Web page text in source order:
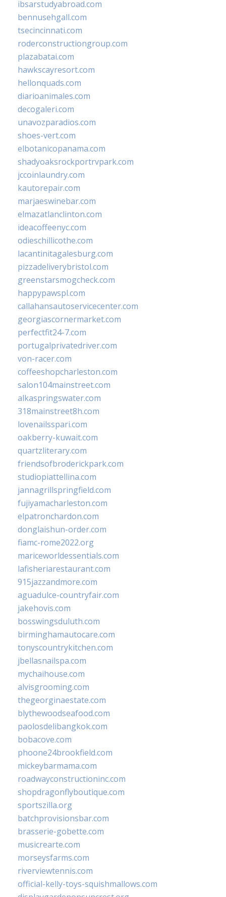
ibsarstudyabroad.com
bennusehgall.com
tsecincinnati.com
roderconstructiongroup.com
plazabatai.com
hawkscayresort.com
hellonquads.com
diarioanimales.com
decogaleri.com
unavozparadios.com
shoes-vert.com
elbotanicopanama.com
shadyoaksrockportrvpark.com
jccoinlaundry.com
kautorepair.com
marjaeswinebar.com
elmazatlanclinton.com
ideacoffeenyc.com
odieschillicothe.com
lacantinitagalesburg.com
pizzadeliverybristol.com
greenstarsmogcheck.com
happypawspl.com
callahansautoservicecenter.com
georgiascornermarket.com
perfectfit24-7.com
portugalprivatedriver.com
von-racer.com
coffeeshopcharleston.com
salon104mainstreet.com
alkaspringswater.com
318mainstreet8h.com
lovenailsspari.com
oakberry-kuwait.com
quartzliterary.com
friendsofbroderickpark.com
studiopiattellina.com
jannagrillspringfield.com
fujiyamacharleston.com
elpatronchardon.com
donglaishun-order.com
fiamc-rome2022.org
mariceworldessentials.com
lafisheriarestaurant.com
915jazzandmore.com
aguadulce-countryfair.com
jakehovis.com
bosswingsduluth.com
birminghamautocare.com
tonyscountrykitchen.com
jbellasnailspa.com
mychaihouse.com
alvisgrooming.com
thegeorginaestate.com
blythewoodseafood.com
paolosdelibangkok.com
bobacove.com
phoone24brookfield.com
mickeybarmama.com
roadwayconstructioninc.com
shopdragonflyboutique.com
sportszilla.org
batchprovisionsbar.com
brasserie-gobette.com
musicrearte.com
morseysfarms.com
riverviewtennis.com
official-kelly-toys-squishmallows.com